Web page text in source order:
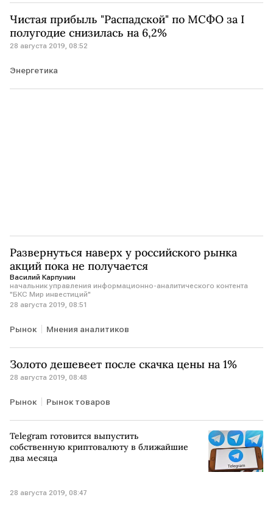
Чистая прибыль "Распадской" по МСФО за I
полугодие снизилась на 6,2%
28 августа 2019, 08:52
Энергетика
Развернуться наверх у российского рынка
акций пока не получается
Василий Карпунин
начальник управления информационно-аналитического контента
"БКС Мир инвестиций"
28 августа 2019, 08:51
Рынок Мнения аналитиков
Золото дешевеет после скачка цены на 1%
28 августа 2019, 08:48
Рынок Рынок товаров
Telegram готовится выпустить
собственную криптовалюту в ближайшие
два месяца
28 августа 2019, 08:47